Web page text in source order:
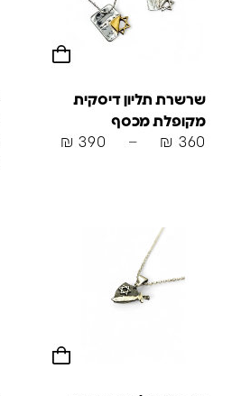
שרשרת תליון דיסקית
מקופלת מכסף
₪ 360
–
₪ 390